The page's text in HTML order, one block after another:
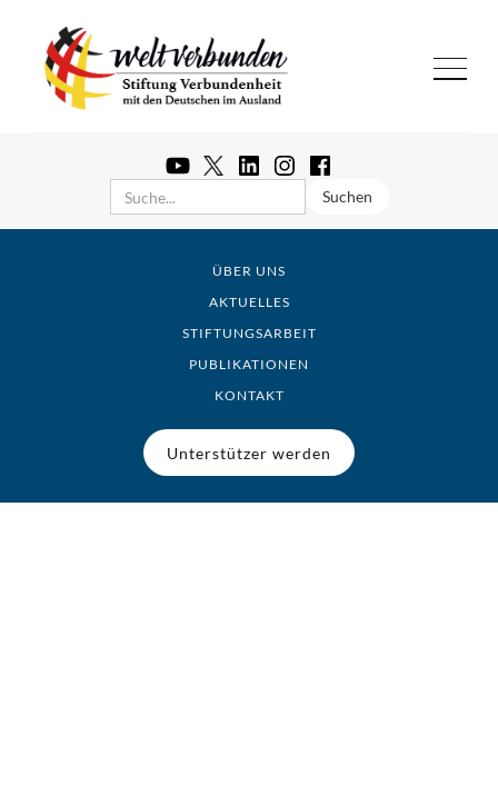
ÜBER UNS
AKTUELLES
STIFTUNGSARBEIT
PUBLIKATIONEN
KONTAKT
Unterstützer werden